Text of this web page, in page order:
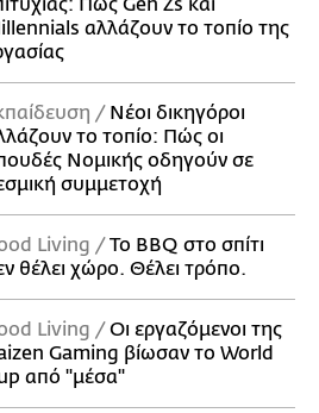
Πώς Gen Zs και
αλλάζουν το τοπίο της
Νέοι δικηγόροι
το τοπίο: Πώς οι
Νομικής οδηγούν σε
συμμετοχή
Living
Το BBQ στο σπίτι
θέλει χώρο. Θέλει τρόπο.
Living
Οι εργαζόμενοι της
Gaming βίωσαν το World
από "μέσα"